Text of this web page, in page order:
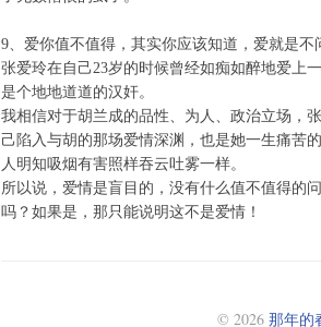
9、爱你值不值得，其实你应该知道，爱就是不
张爱玲在自己23岁的时候曾经如痴如醉地爱
是个地地道道的汉奸。
我相信对于胡兰成的品性、为人、政治立场，
己陷入与胡的那场爱情深渊，也是她一生痛苦
人明知吸烟有害照样吞云吐雾一样。
所以说，爱情是盲目的，没有什么值不值得的
吗？如果是，那只能说明这不是爱情！
© 2026 那年的